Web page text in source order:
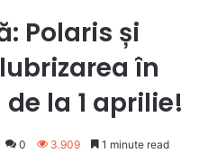
Polaris și
în
la 1 aprilie!
0 3.909 1 minute read